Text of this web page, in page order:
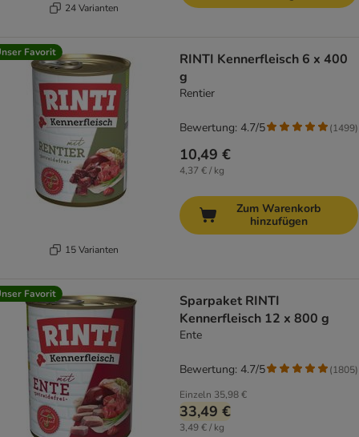
24 Varianten
Favorit
15 Varianten
RINTI Kennerfleisch 6 x 400
g
Rentier
10,49 €
4,37 € / kg
Bewertung: 4.7/5 (1499)
Zum Warenkorb
hinzufügen
Favorit
Sparpaket RINTI
Kennerfleisch 12 x 800 g
Ente
Einzeln 35,98 €
33,49 €
3,49 € / kg
Bewertung: 4.7/5 (1805)